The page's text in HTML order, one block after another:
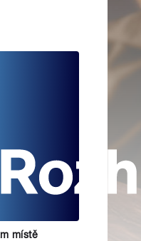
místě